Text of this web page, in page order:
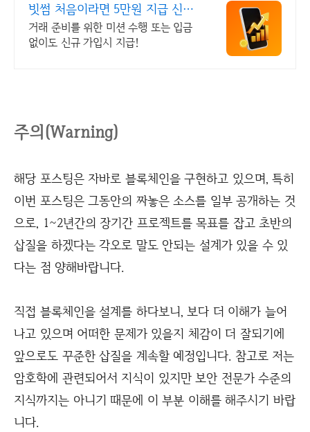
빗썸 처음이라면 5만원 지급 신규
가입 시 5만원 혜택
거래 준비를 위한 미션 수행 또는 입금
없이도 신규 가입시 지급!
주의(Warning)
해당 포스팅은 자바로 블록체인을 구현하고 있으며, 특히
이번 포스팅은 그동안의 짜놓은 소스를 일부 공개하는 것
으로, 1~2년간의 장기간 프로젝트를 목표를 잡고 초반의
삽질을 하겠다는 각오로 말도 안되는 설계가 있을 수 있
다는 점 양해바랍니다.
직접 블록체인을 설계를 하다보니, 보다 더 이해가 늘어
나고 있으며 어떠한 문제가 있을지 체감이 더 잘되기에
앞으로도 꾸준한 삽질을 계속할 예정입니다. 참고로 저는
암호학에 관련되어서 지식이 있지만 보안 전문가 수준의
지식까지는 아니기 때문에 이 부분 이해를 해주시기 바랍
니다.